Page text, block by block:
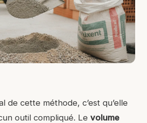
de cette méthode, c’est qu’elle
outil compliqué. Le volume